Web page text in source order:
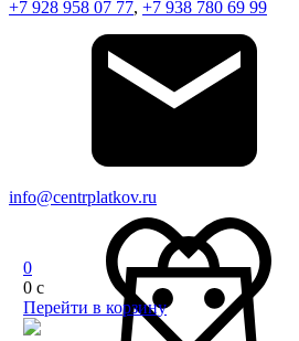
+7 928 958 07 77, +7 938 780 69 99
info@centrplatkov.ru
0
0 c
Перейти в корзину